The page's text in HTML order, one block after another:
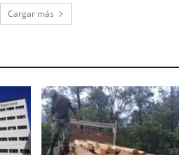
Cargar más